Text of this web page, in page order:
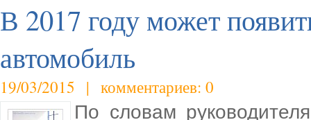
В 2017 году может
автомобиль
19/03/2015 | комментариев: 0
По словам